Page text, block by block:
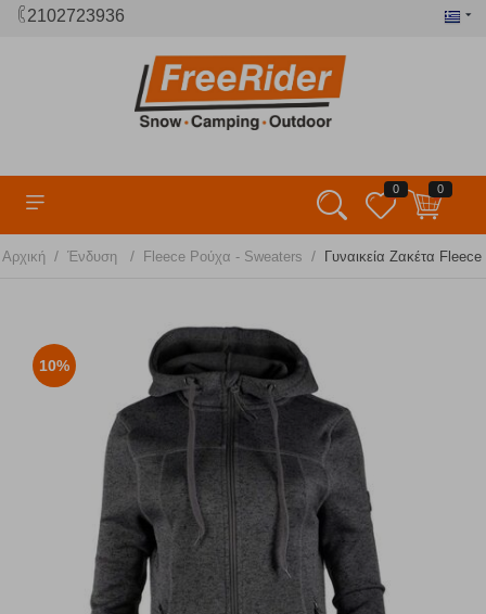
2102723936
0 0
Αρχική / Ένδυση / Fleece Ρούχα - Sweaters / Γυναικεία Ζακέτα
10%